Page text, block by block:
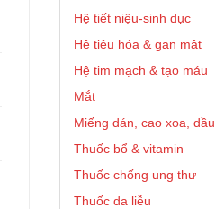
Hệ tiết niệu-sinh dục
Hệ tiêu hóa & gan mật
Hệ tim mạch & tạo máu
Mắt
Miếng dán, cao xoa, dầu
Thuốc bổ & vitamin
Thuốc chống ung thư
Thuốc da liễu